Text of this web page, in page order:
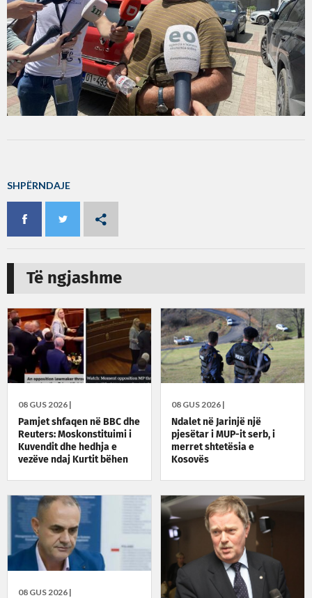
SHPËRNDAJE
Të ngjashme
08 GUS 2026 |
Pamjet shfaqen në BBC dhe
Reuters: Moskonstituimi i
Kuvendit dhe hedhja e
vezëve ndaj Kurtit bëhen
08 GUS 2026 |
Ndalet në Jarinjë një
pjesëtar i MUP-it serb, i
merret shtetësia e
Kosovës
08 GUS 2026 |